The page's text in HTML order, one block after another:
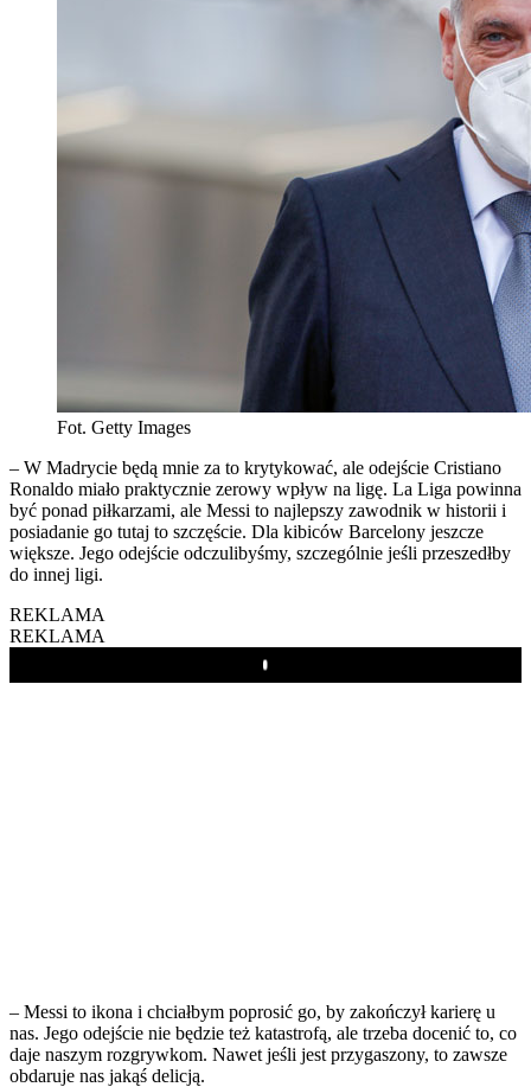
Fot. Getty Images
– W Madrycie będą mnie za to krytykować, ale odejście Cristiano
Ronaldo miało praktycznie zerowy wpływ na ligę. La Liga powinna
być ponad piłkarzami, ale Messi to najlepszy zawodnik w historii i
posiadanie go tutaj to szczęście. Dla kibiców Barcelony jeszcze
większe. Jego odejście odczulibyśmy, szczególnie jeśli przeszedłby
do innej ligi.
REKLAMA
REKLAMA
Play
– Messi to ikona i chciałbym poprosić go, by zakończył karierę u
nas. Jego odejście nie będzie też katastrofą, ale trzeba docenić to, co
daje naszym rozgrywkom. Nawet jeśli jest przygaszony, to zawsze
obdaruje nas jakąś delicją.